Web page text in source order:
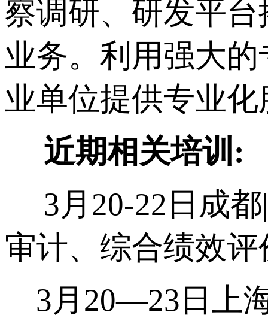
察调研、研发平
业务。利用强大
业单位提供专业化
近期相关培训:
3月20-22日成都
审计、综合绩效
3月20—23日上